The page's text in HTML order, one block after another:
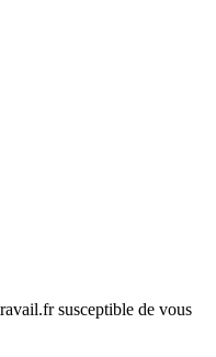
susceptible de vous